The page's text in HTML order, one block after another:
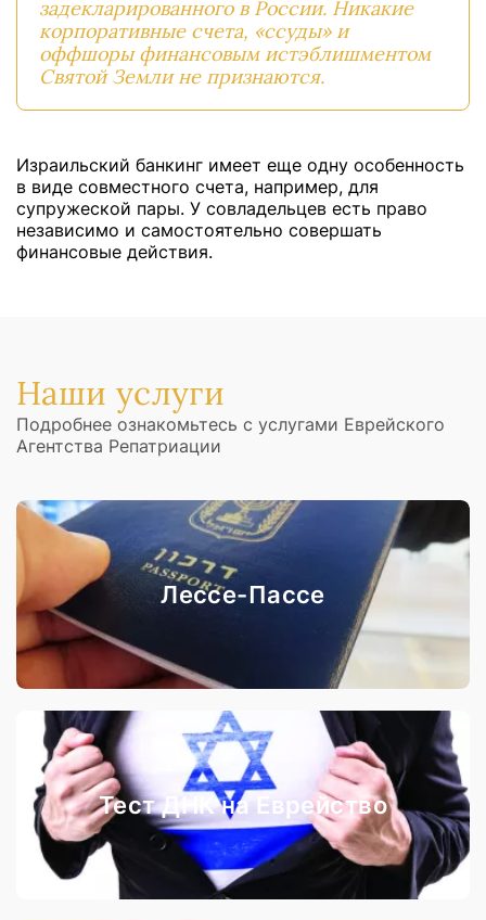
задекларированного в России. Никакие
корпоративные счета, «ссуды» и
оффшоры финансовым истэблишментом
Святой Земли не признаются.
Израильский банкинг имеет еще одну особенность
в виде совместного счета, например, для
супружеской пары. У совладельцев есть право
независимо и самостоятельно совершать
финансовые действия.
Наши услуги
Подробнее ознакомьтесь с услугами Еврейского
Агентства Репатриации
Лессе-Пассе
Тест ДНК на Еврейство